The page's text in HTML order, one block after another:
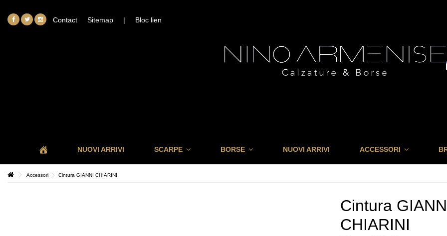
Contact Sitemap | Bloc lien
NUOVI ARRIVI SCARPE BORSE NUOVI ARRIVI ACCESSORI
Accessori Cintura GIANNI CHIARINI
Cintura
CHIARINI